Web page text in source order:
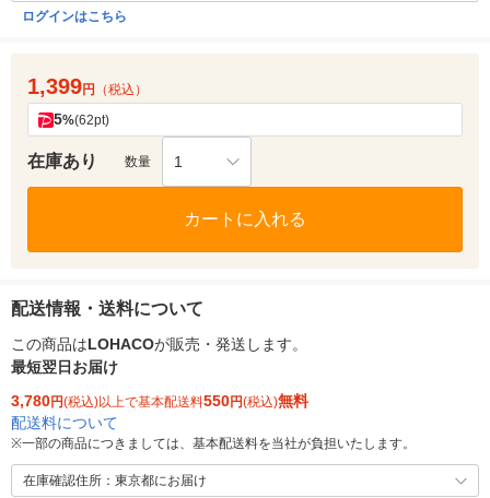
ログインはこちら
1,399円 （税込）
5%(62pt)
在庫あり 数量 1
カートに入れる
配送情報・送料について
この商品はLOHACOが販売・発送します。
最短翌日お届け
3,780円(税込)以上で基本配送料550円(税込)無料
配送料について
※一部の商品につきましては、基本配送料を当社が負担いたします。
在庫確認住所：東京都にお届け